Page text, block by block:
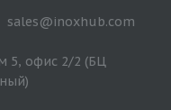
sales@inoxhub.com
5, офис 2/2 (БЦ